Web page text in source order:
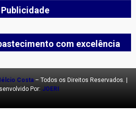
Publicidade
com excelência
Costa – Todos os Direitos Reservados. |
Por: JOERI